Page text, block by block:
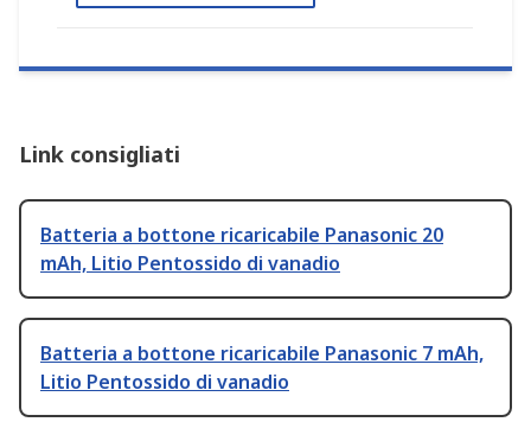
Link consigliati
Batteria a bottone ricaricabile Panasonic 20
mAh, Litio Pentossido di vanadio
Batteria a bottone ricaricabile Panasonic 7 mAh,
Litio Pentossido di vanadio